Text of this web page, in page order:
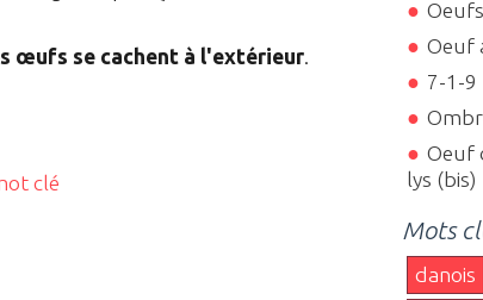
œufs se cachent à l'extérieur
clé
Oeuf
7-1-9
Oeuf
lys (bis)
Mots
danois